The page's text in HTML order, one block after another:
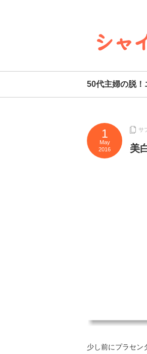
50代主婦の脱
1
May
2016
サ
美
少し前にプラセン